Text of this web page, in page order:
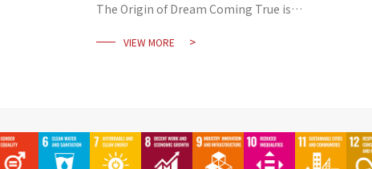
The Origin of Dream Coming True is
Disadvantaged Newcomers
VIEW MORE